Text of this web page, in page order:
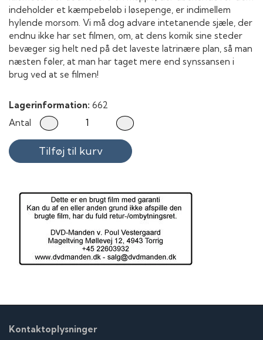
indeholder et kæmpebeløb i løsepenge, er indimellem
hylende morsom. Vi må dog advare intetanende sjæle, der
endnu ikke har set filmen, om, at dens komik sine steder
bevæger sig helt ned på det laveste latrinære plan, så man
næsten føler, at man har taget mere end synssansen i
brug ved at se filmen!
Lagerinformation: 662
Antal
Tilføj til kurv
Kontaktoplysninger